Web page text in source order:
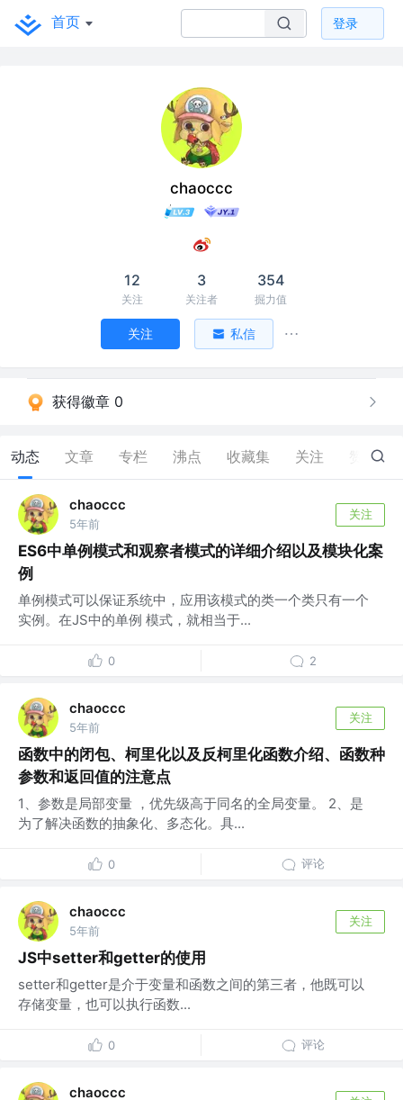
首页 登录
chaoccc
12
关注
3
关注者
354
掘力值
关注 私信
获得徽章 0
动态 文章 专栏 沸点 收藏集 关注 1
chaoccc
5年前
关注
ES6中单例模式和观察者模式的详细介绍以及模块化案
例
单例模式可以保证系统中，应用该模式的类一个类只有一个
实例。在JS中的单例 模式，就相当于...
0 2
chaoccc
5年前
关注
函数中的闭包、柯里化以及反柯里化函数介绍、函数种
参数和返回值的注意点
1、参数是局部变量 ，优先级高于同名的全局变量。 2、是
为了解决函数的抽象化、多态化。具...
0 评论
chaoccc
5年前
关注
JS中setter和getter的使用
setter和getter是介于变量和函数之间的第三者，他既可以
存储变量，也可以执行函数...
0 评论
chaoccc